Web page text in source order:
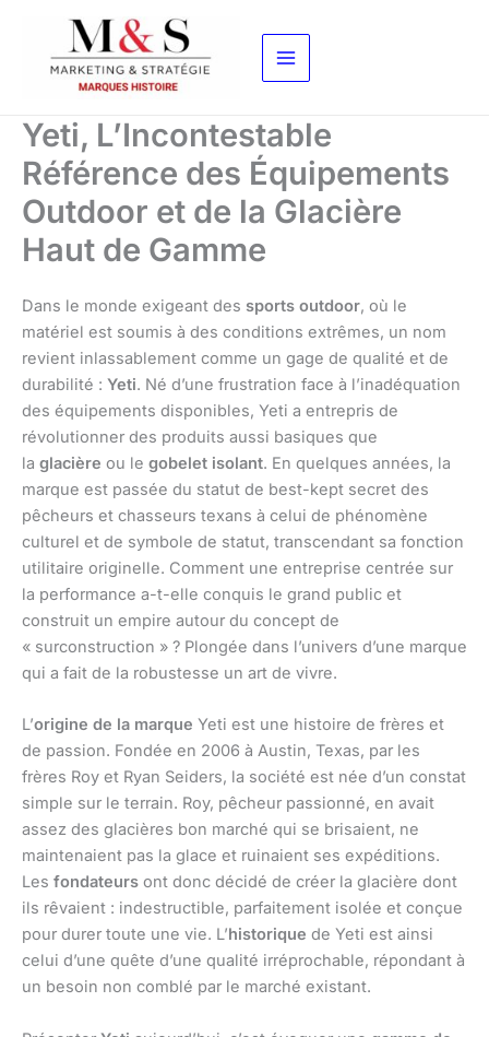
contenu
Yeti, L’Incontestable
Référence des Équipements
Outdoor et de la Glacière
Haut de Gamme
Dans le monde exigeant des sports outdoor, où le
matériel est soumis à des conditions extrêmes, un nom
revient inlassablement comme un gage de qualité et de
durabilité : Yeti. Né d’une frustration face à l’inadéquation
des équipements disponibles, Yeti a entrepris de
révolutionner des produits aussi basiques que
la glacière ou le gobelet isolant. En quelques années, la
marque est passée du statut de best-kept secret des
pêcheurs et chasseurs texans à celui de phénomène
culturel et de symbole de statut, transcendant sa fonction
utilitaire originelle. Comment une entreprise centrée sur
la performance a-t-elle conquis le grand public et
construit un empire autour du concept de
« surconstruction » ? Plongée dans l’univers d’une marque
qui a fait de la robustesse un art de vivre.
L’origine de la marque Yeti est une histoire de frères et
de passion. Fondée en 2006 à Austin, Texas, par les
frères Roy et Ryan Seiders, la société est née d’un constat
simple sur le terrain. Roy, pêcheur passionné, en avait
assez des glacières bon marché qui se brisaient, ne
maintenaient pas la glace et ruinaient ses expéditions.
Les fondateurs ont donc décidé de créer la glacière dont
ils rêvaient : indestructible, parfaitement isolée et conçue
pour durer toute une vie. L’historique de Yeti est ainsi
celui d’une quête d’une qualité irréprochable, répondant à
un besoin non comblé par le marché existant.